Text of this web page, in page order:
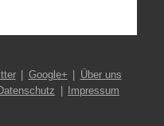
Google+
Über uns
Impressum